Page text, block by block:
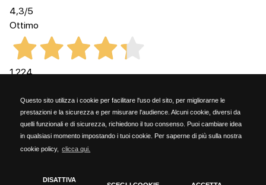
Questo sito utilizza i cookie per facilitare l'uso del sito, per migliorarne le
prestazioni e la sicurezza e per misurare l'audience. Alcuni cookie, diversi da
quelli funzionali e di sicurezza, richiedono il tuo consenso. Puoi cambiare idea
in qualsiasi momento impostando i tuoi cookie. Per saperne di più sulla nostra
cookie policy,
clicca qui.
DISATTIVA
4,3/5
Ottimo
1.224